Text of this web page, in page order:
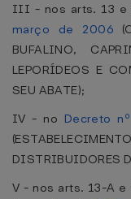
III - nos arts. 13 e
março de 2006
BUFALINO,
LEPORÍDEOS E
SEU ABATE);
IV - no Decreto
DISTRIBUIDORES
V - nos arts. 13-A e